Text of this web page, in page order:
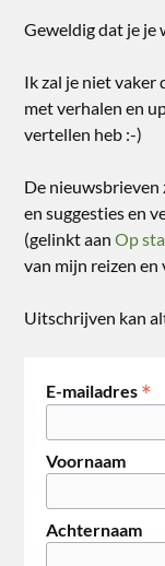
Geweldig dat je
Ik zal je niet vaker
met verhalen en
vertellen heb :-)
De
en suggesties en
(gelinkt aanOp
van mijn reizen
Uitschrijven kan
E-mailadres *
Voornaam
Achternaam